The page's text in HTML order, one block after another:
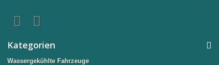
Kategorien
Wassergekühlte Fahrzeuge